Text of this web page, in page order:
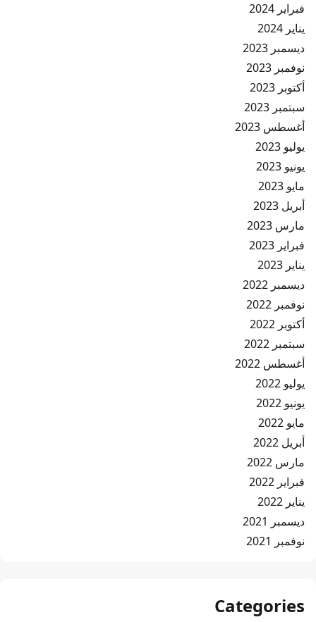
فبراير 2024
يناير 2024
ديسمبر 2023
نوفمبر 2023
أكتوبر 2023
سبتمبر 2023
أغسطس 2023
يوليو 2023
يونيو 2023
مايو 2023
أبريل 2023
مارس 2023
فبراير 2023
يناير 2023
ديسمبر 2022
نوفمبر 2022
أكتوبر 2022
سبتمبر 2022
أغسطس 2022
يوليو 2022
يونيو 2022
مايو 2022
أبريل 2022
مارس 2022
فبراير 2022
يناير 2022
ديسمبر 2021
نوفمبر 2021
Categories